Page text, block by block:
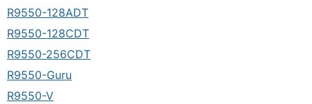
R9550-128ADT
R9550-128CDT
R9550-256CDT
R9550-Guru
R9550-V